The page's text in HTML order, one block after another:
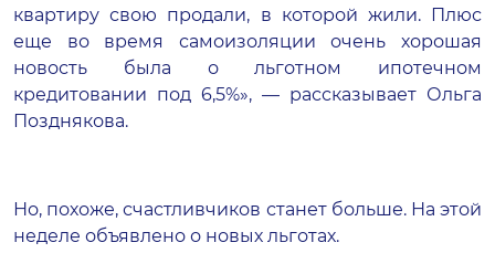
квартиру свою продали, в которой жили. Плюс
еще во время самоизоляции очень хорошая
новость была о льготном ипотечном
кредитовании под 6,5%», — рассказывает Ольга
Позднякова.
Но, похоже, счастливчиков станет больше. На этой
неделе объявлено о новых льготах.